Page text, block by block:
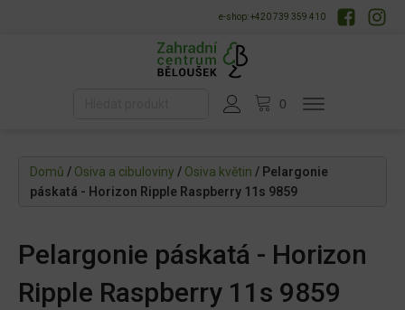
e-shop: +420 739 359 410
Domů / Osiva a cibuloviny / Osiva květin / Pelargonie
páskatá - Horizon Ripple Raspberry 11s 9859
Pelargonie páskatá - Horizon
Ripple Raspberry 11s 9859